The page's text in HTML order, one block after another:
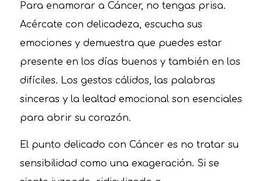
Para enamorar a Cáncer, no tengas prisa.
Acércate con delicadeza, escucha sus
emociones y demuestra que puedes estar
presente en los días buenos y también en los
difíciles. Los gestos cálidos, las palabras
sinceras y la lealtad emocional son esenciales
para abrir su corazón.
El punto delicado con Cáncer es no tratar su
sensibilidad como una exageración. Si se